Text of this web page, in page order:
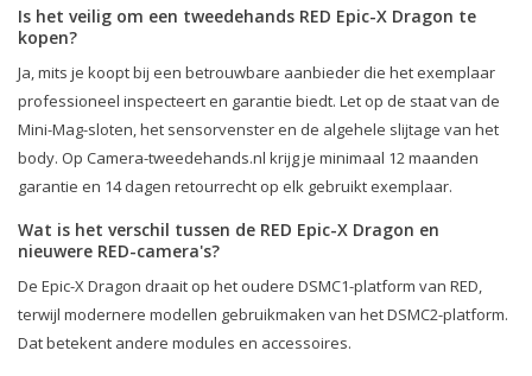
Is het veilig om een tweedehands RED Epic-X Dragon te
kopen?
Ja, mits je koopt bij een betrouwbare aanbieder die het exemplaar
professioneel inspecteert en garantie biedt. Let op de staat van de
Mini-Mag-sloten, het sensorvenster en de algehele slijtage van het
body. Op Camera-tweedehands.nl krijg je minimaal 12 maanden
garantie en 14 dagen retourrecht op elk gebruikt exemplaar.
Wat is het verschil tussen de RED Epic-X Dragon en
nieuwere RED-camera's?
De Epic-X Dragon draait op het oudere DSMC1-platform van RED,
terwijl modernere modellen gebruikmaken van het DSMC2-platform.
Dat betekent andere modules en accessoires.